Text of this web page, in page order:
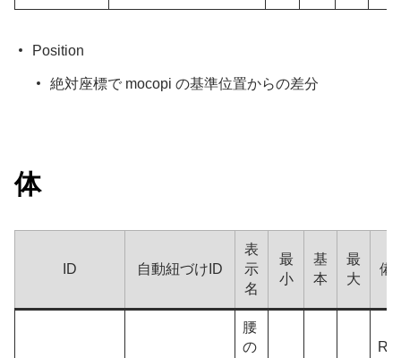
Position
絶対座標で mocopi の基準位置からの差分
体
ID 自動紐づけID
表
示
名
最
小
基
本
最
大
備
腰
の